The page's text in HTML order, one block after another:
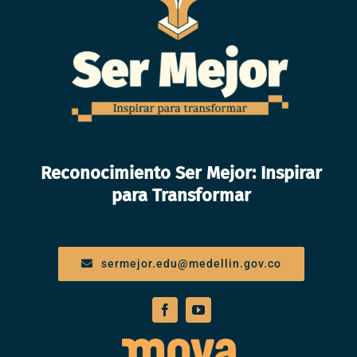
Reconocimiento Ser Mejor: Inspirar
para Transformar
sermejor.edu@medellin.gov.co